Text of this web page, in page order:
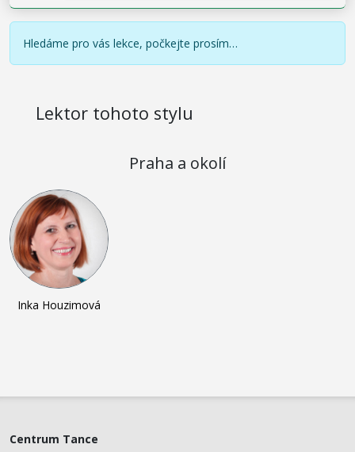
Hledáme pro vás lekce, počkejte prosím…
Lektor tohoto stylu
Praha a okolí
Inka Houzimová
Centrum Tance